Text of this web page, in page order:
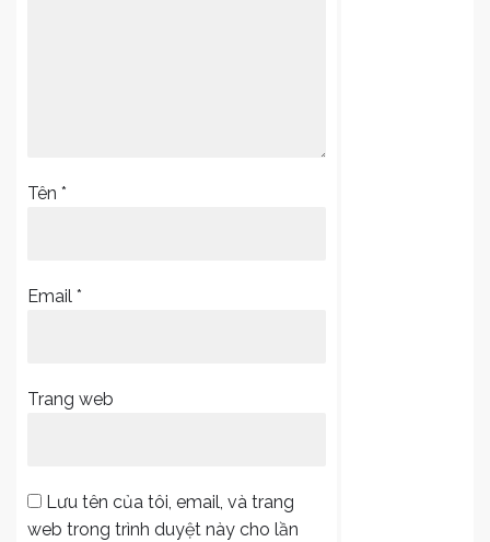
Tên *
Email *
Trang web
Lưu tên của tôi, email, và trang
web trong trình duyệt này cho lần